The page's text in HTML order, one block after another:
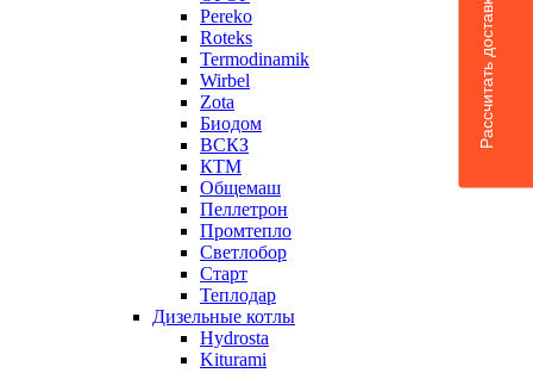
Pereko
Roteks
Termodinamik
Wirbel
Zota
Биодом
ВСКЗ
КТМ
Общемаш
Пеллетрон
Промтепло
Светлобор
Старт
Теплодар
Дизельные котлы
Hydrosta
Kiturami
Рассчитать доставку